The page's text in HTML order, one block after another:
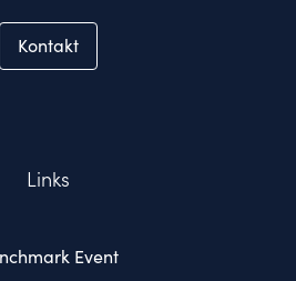
Kontakt
Links
Event